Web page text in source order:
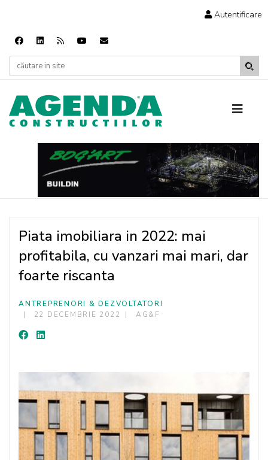
Autentificare
Piata imobiliara in 2022: mai
profitabila, cu vanzari mai mari, dar
foarte riscanta
ANTREPRENORI & DEZVOLTATORI
22 DECEMBRIE 2022
AG&F